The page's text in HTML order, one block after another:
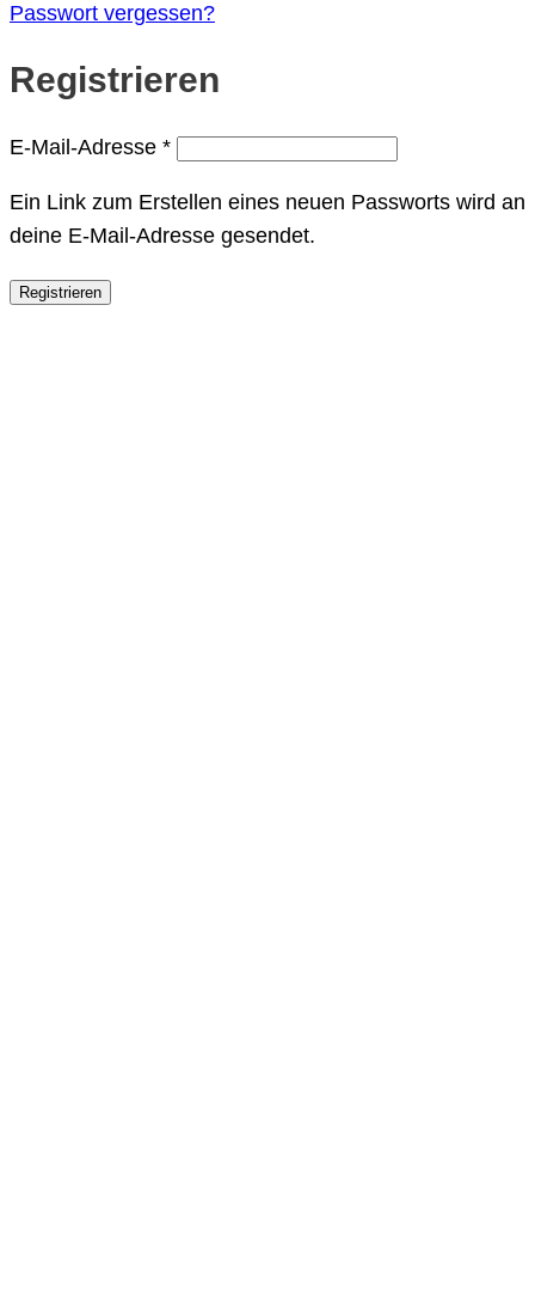
Passwort vergessen?
Registrieren
E-Mail-Adresse *Erforderlich
Ein Link zum Erstellen eines neuen Passworts wird an
deine E-Mail-Adresse gesendet.
Registrieren